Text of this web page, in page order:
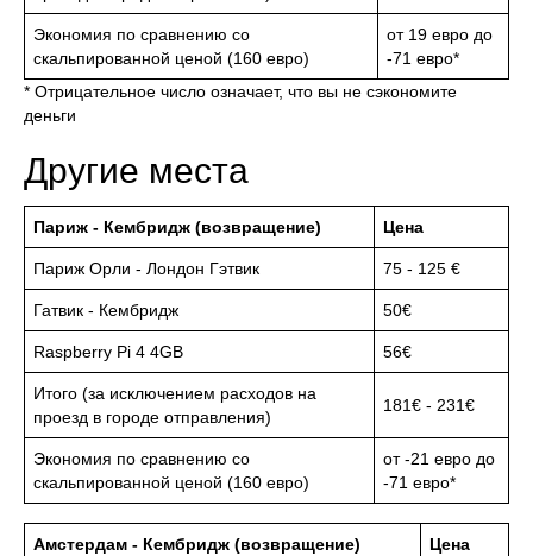
Экономия по сравнению со
скальпированной ценой (160 евро)
от 19 евро до
-71 евро*
* Отрицательное число означает, что вы не сэкономите
деньги
Другие места
Париж - Кембридж (возвращение) Цена
Париж Орли - Лондон Гэтвик 75 - 125 €
Гатвик - Кембридж 50€
Raspberry Pi 4 4GB 56€
Итого (за исключением расходов на
проезд в городе отправления)
181€ - 231€
Экономия по сравнению со
скальпированной ценой (160 евро)
от -21 евро до
-71 евро*
Амстердам - Кембридж (возвращение) Цена